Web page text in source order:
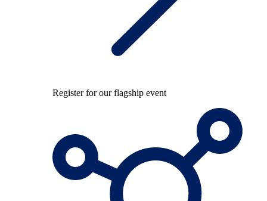
Register for our flagship event